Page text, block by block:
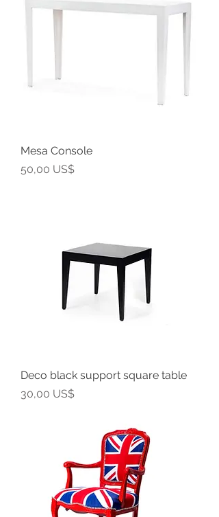
Mesa Console
Precio
50,00 US$
Deco black support square table
Precio
30,00 US$